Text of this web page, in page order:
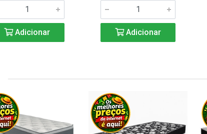
Adicionar Adicionar